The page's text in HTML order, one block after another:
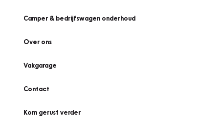
Camper & bedrijfswagen onderhoud
Over ons
Vakgarage
Contact
Kom gerust verder